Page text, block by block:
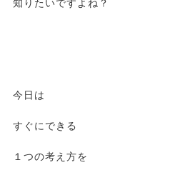
知りたいですよね？
今日は
すぐにできる
１つの考え方を